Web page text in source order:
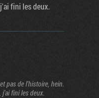
fini les deux.
pas de l'histoire, hein.
j'ai fini les deux.